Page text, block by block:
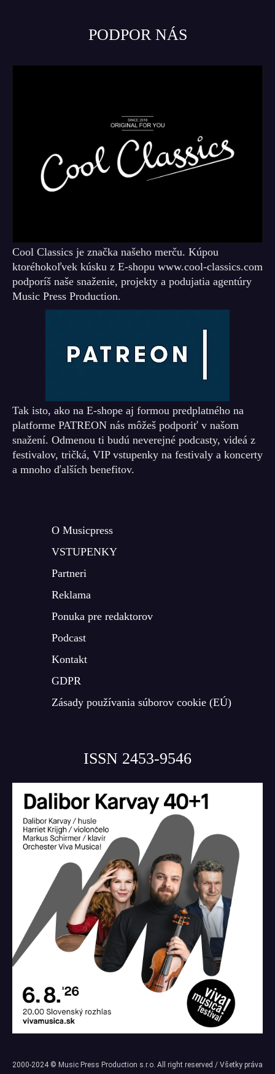
PODPOR NÁS
Cool Classics je značka našeho merču. Kúpou
ktoréhokoľvek kúsku z E-shopu www.cool-classics.com
podporíš naše snaženie, projekty a podujatia agentúry
Music Press Production.
Tak isto, ako na E-shope aj formou predplatného na
platforme PATREON nás môžeš podporiť v našom
snažení. Odmenou ti budú neverejné podcasty, videá z
festivalov, tričká, VIP vstupenky na festivaly a koncerty
a mnoho ďalších benefitov.
O Musicpress
VSTUPENKY
Partneri
Reklama
Ponuka pre redaktorov
Podcast
Kontakt
GDPR
Zásady používania súborov cookie (EÚ)
ISSN 2453-9546
2000-2024 © Music Press Production s.r.o. All right reserved / Všetky práva